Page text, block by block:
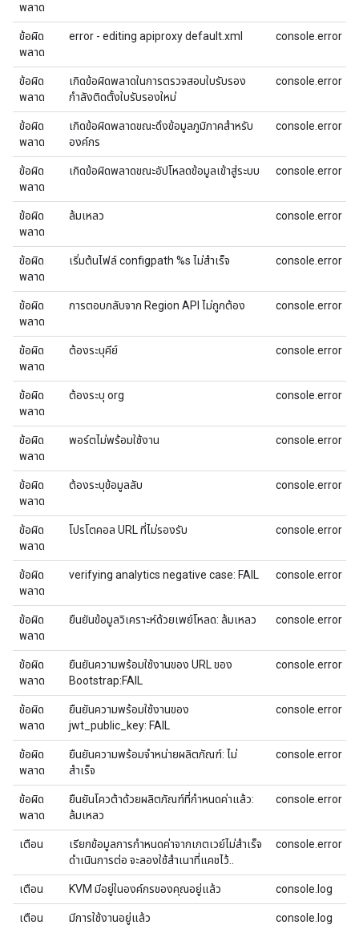
พลาด
ข้อผิด
พลาด
error - editing apiproxy default.xml console.error
ข้อผิด
พลาด
เกิดข้อผิดพลาดในการตรวจสอบใบรับรอง
กำลังติดตั้งใบรับรองใหม่
console.error
ข้อผิด
พลาด
เกิดข้อผิดพลาดขณะดึงข้อมูลภูมิภาคสําหรับ
องค์กร
console.error
ข้อผิด
พลาด
เกิดข้อผิดพลาดขณะอัปโหลดข้อมูลเข้าสู่ระบบ console.error
ข้อผิด
พลาด
ล้มเหลว console.error
ข้อผิด
พลาด
เริ่มต้นไฟล์ configpath %s ไม่สำเร็จ console.error
ข้อผิด
พลาด
การตอบกลับจาก Region API ไม่ถูกต้อง console.error
ข้อผิด
พลาด
ต้องระบุคีย์ console.error
ข้อผิด
พลาด
ต้องระบุ org console.error
ข้อผิด
พลาด
พอร์ตไม่พร้อมใช้งาน console.error
ข้อผิด
พลาด
ต้องระบุข้อมูลลับ console.error
ข้อผิด
พลาด
โปรโตคอล URL ที่ไม่รองรับ console.error
ข้อผิด
พลาด
verifying analytics negative case: FAIL console.error
ข้อผิด
พลาด
ยืนยันข้อมูลวิเคราะห์ด้วยเพย์โหลด: ล้มเหลว console.error
ข้อผิด
พลาด
ยืนยันความพร้อมใช้งานของ URL ของ
Bootstrap:FAIL
console.error
ข้อผิด
พลาด
ยืนยันความพร้อมใช้งานของ
jwt_public_key: FAIL
console.error
ข้อผิด
พลาด
ยืนยันความพร้อมจำหน่ายผลิตภัณฑ์: ไม่
สำเร็จ
console.error
ข้อผิด
พลาด
ยืนยันโควต้าด้วยผลิตภัณฑ์ที่กําหนดค่าแล้ว:
ล้มเหลว
console.error
เตือน
เรียกข้อมูลการกําหนดค่าจากเกตเวย์ไม่สําเร็จ
ดําเนินการต่อ จะลองใช้สําเนาที่แคชไว้..
console.error
เตือน KVM มีอยู่ในองค์กรของคุณอยู่แล้ว console.log
เตือน มีการใช้งานอยู่แล้ว console.log